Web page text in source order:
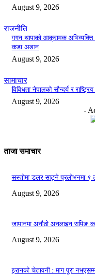
August 9, 2026
राजनीति
गगन थापाको आक्रामक अभिव्यक्ति
कडा अडान
August 9, 2026
सामाचार
विविधता नेपालको सौन्दर्य र
August 9, 2026
-
ताजा समाचार
सस्तोमा डलर साट्ने प्रलोभनमा ९
August 9, 2026
जापानमा अनौठो अनलाइन सपिङ
August 9, 2026
इरानको चेतावनी : माग पूरा